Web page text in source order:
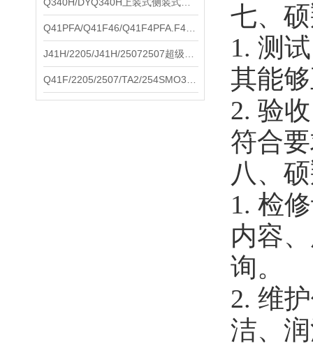
七、
1. 测
其能
2. 验
符合
八、
1. 检
内容
询。
2. 维
洁、